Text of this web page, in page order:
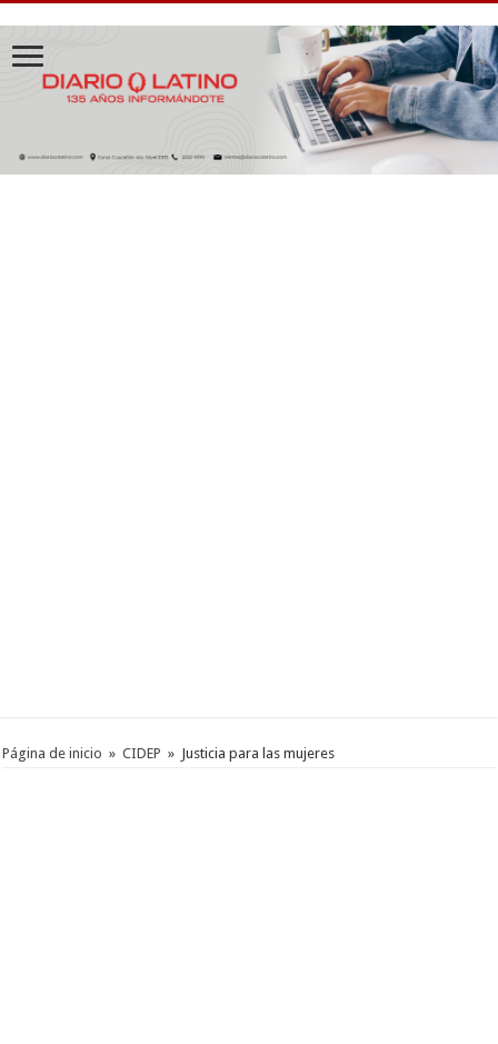
Página de inicio » CIDEP » Justicia para las mujeres